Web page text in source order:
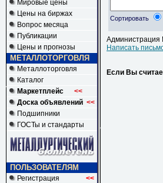
Мировые цены
Цены на биржах
Вопрос месяца
Публикации
Цены и прогнозы
МЕТАЛЛОТОРГОВЛЯ
Металлоторговля
Каталог
Маркетплейс
<<
Доска объявлений <<
Подшипники
ГОСТы и стандарты
ПОЛЬЗОВАТЕЛЯМ
Регистрация <<
Сортировать
Администрация
Написать
Если Вы